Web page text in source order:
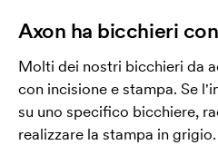
Axon ha bicchieri
Molti dei nostri bicchieri da
con incisione e stampa. Se
su uno specifico bicchiere,
realizzare la stampa in